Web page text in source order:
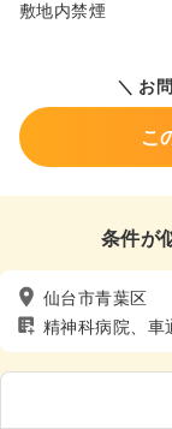
敷地内禁煙
＼ お
こ
条件が
仙台市青葉区
精神科病院、車